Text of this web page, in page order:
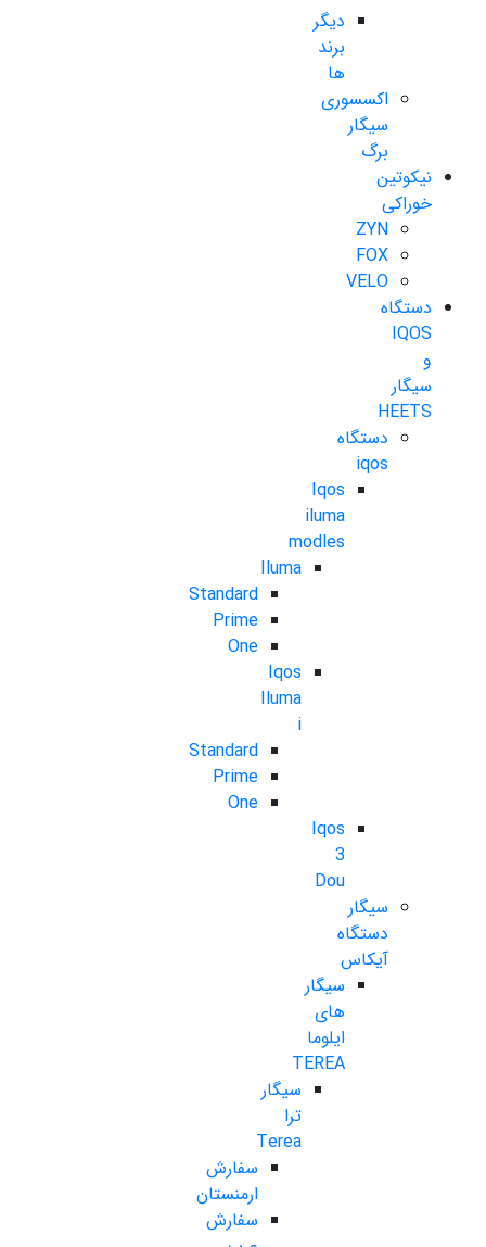
دیگر
برند
ها
اکسسوری
سیگار
برگ
نیکوتین
خوراکی
ZYN
FOX
VELO
دستگاه
IQOS
و
سیگار
HEETS
دستگاه
iqos
Iqos
iluma
modles
Iluma
Standard
Prime
One
Iqos
Iluma
i
Standard
Prime
One
Iqos
3
Dou
سیگار
دستگاه
آیکاس
سیگار
های
ایلوما
TEREA
سیگار
ترا
Terea
سفارش
ارمنستان
سفارش